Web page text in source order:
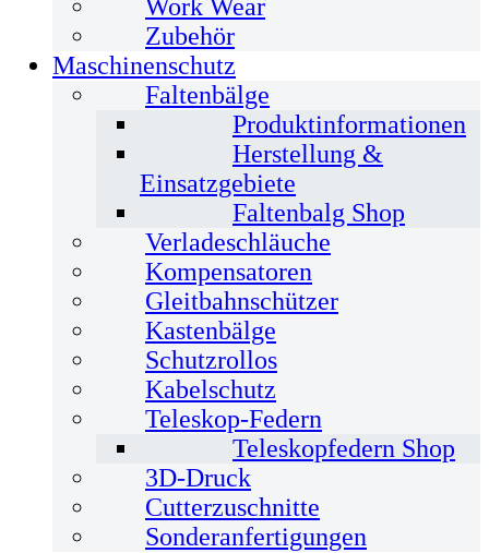
Work Wear
Zubehör
Maschinenschutz
Faltenbälge
Produktinformationen
Herstellung &
Einsatzgebiete
Faltenbalg Shop
Verladeschläuche
Kompensatoren
Gleitbahnschützer
Kastenbälge
Schutzrollos
Kabelschutz
Teleskop-Federn
Teleskopfedern Shop
3D-Druck
Cutterzuschnitte
Sonderanfertigungen